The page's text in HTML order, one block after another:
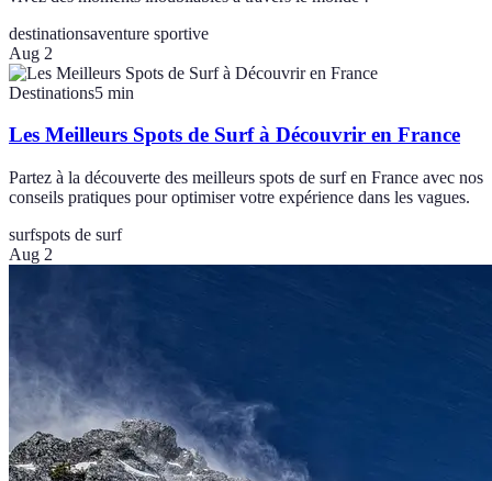
destinationsaventure sportive
Aug 2
Destinations5 min
Les Meilleurs Spots de Surf à Découvrir en France
Partez à la découverte des meilleurs spots de surf en France avec nos
conseils pratiques pour optimiser votre expérience dans les vagues.
surfspots de surf
Aug 2